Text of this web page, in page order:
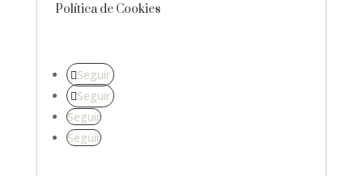
Política de Cookies
Seguir
Seguir
Seguir
Seguir